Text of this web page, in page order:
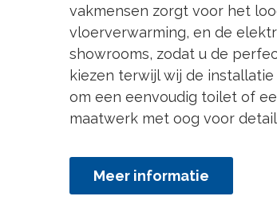
vakmensen zorgt voor het
vloerverwarming, en de
showrooms, zodat u de
kiezen terwijl wij de
om een eenvoudig toilet of
maatwerk met oog voor
Meer informatie